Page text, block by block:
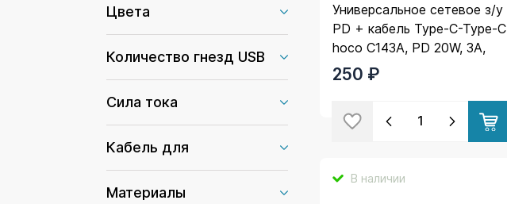
Цвета
Количество гнезд USB
Сила тока
Кабель для
Материалы
Универсальное сетевое з/у
PD + кабель Type-C-Type-C
hoco C143A, PD 20W, 3А,
белый
250 ₽
В наличии